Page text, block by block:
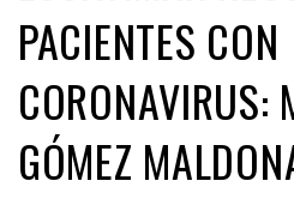
PACIENTES CON
CORONAVIRUS:
GÓMEZ